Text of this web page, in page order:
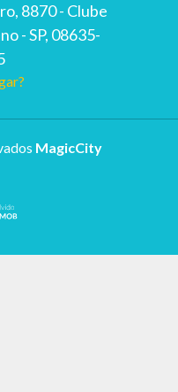
8870 - Clube
- SP, 08635-
MagicCity